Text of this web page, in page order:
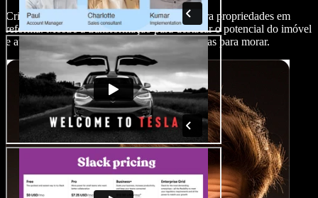
Crie vídeos envolventes de antes e depois para propriedades em
reforma. Mostre a transformação para destacar o potencial do imóvel
e atrair compradores em busca de casas prontas para morar.